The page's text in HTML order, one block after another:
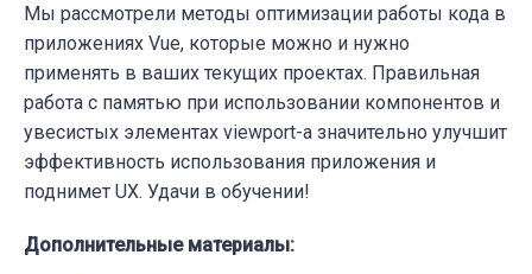
  methods: {
    handleIntersections (entries) {
      entries.forEach((entry) => {
const className = 'rr-
        if (entry.isIntersecting) {
        } else {
        }
Мы рассмотрели методы оптимизации работы кода в
приложениях Vue, которые можно и нужно
применять в ваших текущих проектах. Правильная
работа с памятью при использовании компонентов и
увесистых элементах viewport-а значительно улучшит
эффективность использования приложения и
поднимет UX. Удачи в обучении!
Дополнительные материалы: